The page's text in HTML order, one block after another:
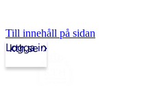
Till innehåll på sidan
kth.se
Logga in